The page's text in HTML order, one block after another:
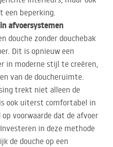
een beperking.
afvoersystemen
douche zonder douchebak
Dit is opnieuw een
in moderne stijl te creëren,
van de doucheruimte.
trekt niet alleen de
ook uiterst comfortabel in
voorwaarde dat de afvoer
in deze methode
de douche op een